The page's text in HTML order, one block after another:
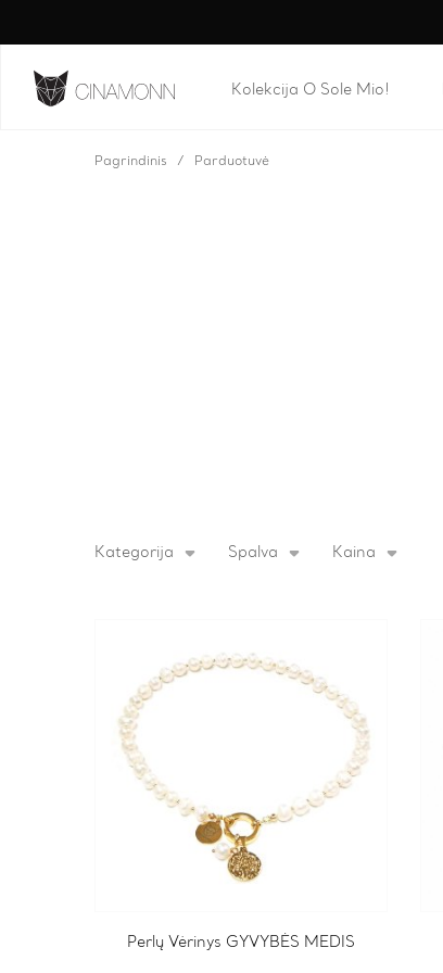
Kolekcija O Sole Mio!
Pagrindinis Parduotuvė
Kategorija Spalva Kaina
Perlų Vėrinys GYVYBĖS MEDIS